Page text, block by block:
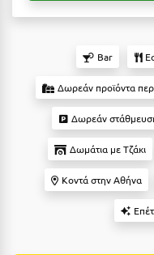
Αρχαία Ολυμπία
Αττική
Βansko
Ενοικιαζόμενα Δωμάτια
Διαμερίσματα
Studios
Boutique Hotels
Ξενώνες
Camping
Bar
Δωρεάν προϊόντα
Δωρεάν
Δωμάτια με Τζάκι
Κοντά στην Αθήνα